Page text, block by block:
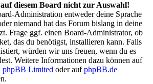
diesem Board nicht zur Auswahl!
Administration entweder deine Sprache
niemand hat das Forum bislang in deine
Frage ggf. einen Board-Administrator, ob
das du benötigst, installieren kann. Falls
würden wir uns freuen, wenn du es
Weitere Informationen dazu können auf
phpBB Limited oder aufphpBB.de